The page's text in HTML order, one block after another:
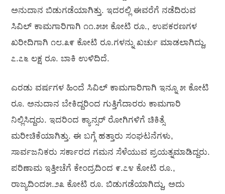
ಅನುದಾನ ಬಿಡುಗಡೆಯಾಗಿತ್ತು. ಇದರಲ್ಲಿ ಈವರೆಗೆ ನಡೆದಿರುವ
ಸಿವಿಲ್ ಕಾಮಗಾರಿಗಾಗಿ ೧೧.೫೫ ಕೋಟಿ ರೂ., ಉಪಕರಣಗಳ
ಖರೀದಿಗಾಗಿ ೧೮.೩೯ ಕೋಟಿ ರೂ.ಗಳನ್ನು ಖರ್ಚು ಮಾಡಲಾಗಿದ್ದು,
೭.೭೬ ಲಕ್ಷ ರೂ. ಬಾಕಿ ಉಳಿದಿದೆ.
ಎರಡು ವರ್ಷಗಳ ಹಿಂದೆ ಸಿವಿಲ್ ಕಾಮಗಾರಿಗಾಗಿ ಇನ್ನೂ ೫ ಕೋಟಿ
ರೂ. ಅನುದಾನ ಬೇಕಿದ್ದರಿಂದ ಗುತ್ತಿಗೆದಾರರು ಕಾಮಗಾರಿ
ನಿಲ್ಲಿಸಿದ್ದರು. ಇದರಿಂದ ಕ್ಯಾನ್ಸರ್ ರೋಗಿಗಳಿಗೆ ಚಿಕಿತ್ಸೆ
ಮರೀಚಿಕೆಯಾಗಿತ್ತು. ಈ ಬಗ್ಗೆ ಹತ್ತಾರು ಸಂಘಟನೆಗಳು,
ಸಾರ್ವಜನಿಕರು ಸರ್ಕಾರದ ಗಮನ ಸೆಳೆಯುವ ಪ್ರಯತ್ನಮಾಡಿದ್ದರು.
ಪರಿಣಾಮ ಇತ್ತೀಚೆಗೆ ಕೇಂದ್ರದಿಂದ ೯.೭೪ ಕೋಟಿ ರೂ.,
ರಾಜ್ಯದಿಂದ೫.೨೩ ಕೋಟಿ ರೂ. ಬಿಡುಗಡೆಯಾಗಿದ್ದು, ಅದು